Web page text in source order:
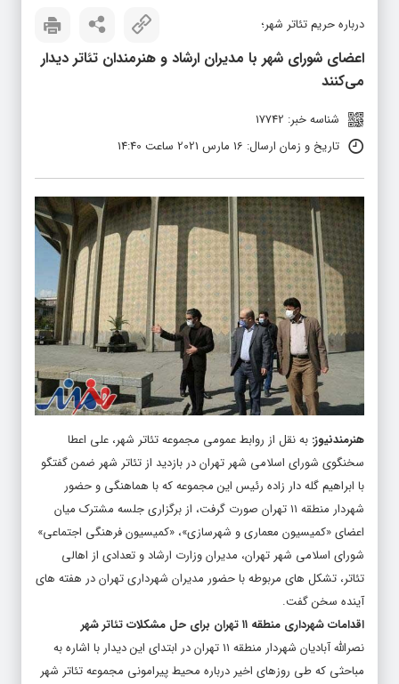
درباره حریم تئاتر شهر؛
اعضای شورای شهر با مدیران ارشاد و هنرمندان تئاتر دیدار
می‌کنند
شناسه خبر: 17742
تاریخ و زمان ارسال: 16 مارس 2021 ساعت 14:40
هنرمندنیوز: به نقل از روابط عمومی مجموعه تئاتر شهر، علی اعطا
سخنگوی شورای اسلامی شهر تهران در بازدید از تئاتر شهر ضمن گفتگو
با ابراهیم گله دار زاده رئیس این مجموعه که با هماهنگی و حضور
شهردار منطقه ۱۱ تهران صورت گرفت، از برگزاری جلسه مشترک میان
اعضای «کمیسیون معماری و شهرسازی»، «کمیسیون فرهنگی اجتماعی»
شورای اسلامی شهر تهران، مدیران وزارت ارشاد و تعدادی از اهالی
تئاتر، تشکل های مربوطه با حضور مدیران شهرداری تهران در هفته های
آینده سخن گفت.
اقدامات شهرداری منطقه ۱۱ تهران برای حل مشکلات تئاتر شهر
نصرالله آبادیان شهردار منطقه ۱۱ تهران در ابتدای این دیدار با اشاره به
مباحثی که طی روزهای اخیر درباره محیط پیرامونی مجموعه تئاتر شهر